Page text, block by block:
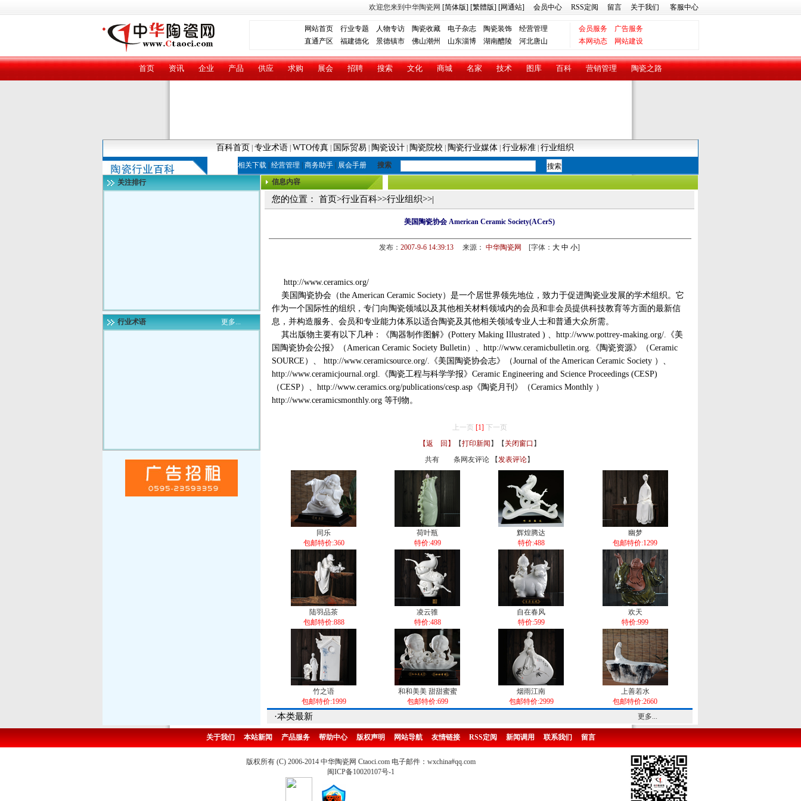
欢迎您来到中华陶瓷网 [简体版] [繁體版] [网通站] 会员中心 RSS定阅 留言 关于我们 客服中心
网站首页 行业专题 人物专访 陶瓷收藏 电子杂志 陶瓷装饰 经营管理 会员服务
广告服务
直通产区 福建德化 景德镇市 佛山潮州 山东淄博 湖南醴陵 河北唐山 本网动态 网站建设
首页 资讯 企业 产品 供应 求购 展会 招聘 搜索 文化 商城 名家 技术 图库 百科 营销管理 陶瓷之路
百科首页 专业术语| WTO传真| 国际贸易 陶瓷设计| 陶瓷院校| 陶瓷行业媒体| 行业标准| 行业组织
相关下载 | 经营管理 | 商务助手 | 展会手册 搜索
关注排行
行业术语 更多...
信息内容
您的位置： 首页>行业百科>>行业组织>>|
美国陶瓷协会 American Ceramic Society(ACerS)
发布： 2007-9-6 14:39:13 来源： 中华陶瓷网 [字体： 大 中 小]
http://www.ceramics.org/
美国陶瓷协会（the American Ceramic Society）是一个居世界领先地位，致力于促进陶瓷业发展的学术组织。它
作为一个国际性的组织，专门向陶瓷领域以及其他相关材料领域内的会员和非会员提供科技教育等方面的最新信
息，并构造服务、会员和专业能力体系以适合陶瓷及其他相关领域专业人士和普通大众所需。
其出版物主要有以下几种：《陶器制作图解》(Pottery Making Illustrated ) 、http://www.pottrey-making.org/.《美
国陶瓷协会公报》（American Ceramic Society Bulletin）、http://www.ceramicbulletin.org.《陶瓷资源》（Ceramic
SOURCE）、 http://www.ceramicsource.org/.《美国陶瓷协会志》（Journal of the American Ceramic Society ）、
http://www.ceramicjournal.orgl.《陶瓷工程与科学学报》Ceramic Engineering and Science Proceedings (CESP)
（CESP）、http://www.ceramics.org/publications/cesp.asp《陶瓷月刊》（Ceramics Monthly ）
http://www.ceramicsmonthly.org 等刊物。
上一页 [1] 下一页
【返 回】
【打印新闻 】【 关闭窗口 】
共有
条网友评论 【发表评论】
同乐
包邮特价:360
荷叶瓶
特价:499
辉煌腾达
特价:488
幽梦
包邮特价:1299
陆羽品茶
包邮特价:888
凌云骓
特价:488
自在春风
特价:599
欢天
特价:999
竹之语
包邮特价:1999
和和美美 甜甜蜜蜜
包邮特价:699
烟雨江南
包邮特价:2999
上善若水
包邮特价:2660
·本类最新 更多...
关于我们 本站新闻 产品服务 帮助中心 版权声明 网站导航 友情链接 RSS定阅 新闻调用 联系我们 留言
版权所有 (C) 2006-2014 中华陶瓷网 Ctaoci.com 电子邮件：wxchina#qq.com
闽ICP备10020107号-1